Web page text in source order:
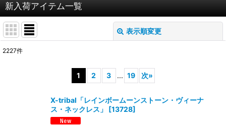
新入荷アイテム一覧
表示順変更
2227件
1 2 3 ... 19 次»
X-tribal「レインボームーンストーン・ヴィーナ
ス・ネックレス」
[13728]